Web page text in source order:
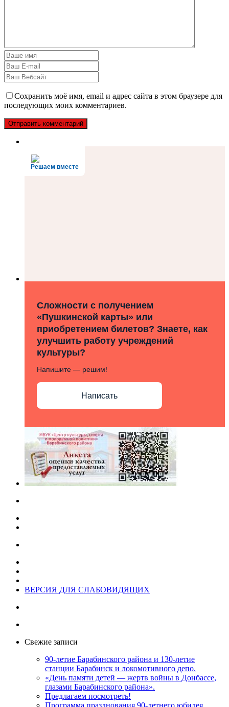
Сохранить моё имя, email и адрес сайта в этом браузере для
последующих моих комментариев.
Решаем вместе
Сложности с получением
«Пушкинской карты» или
приобретением билетов? Знаете, как
улучшить работу учреждений
культуры?
Напишите — решим!
Написать
ВЕРСИЯ ДЛЯ СЛАБОВИДЯЩИХ
Свежие записи
90-летие Барабинского района и 130-летие
станции Барабинск и локомотивного депо.
«День памяти детей — жертв войны в Донбассе,
глазами Барабинского района».
Предлагаем посмотреть!